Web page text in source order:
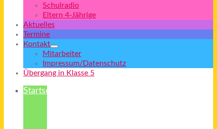
Schulradio
Eltern 4-Jährige
Aktuelles
Termine
Kontakt
Mitarbeiter
Impressum/Datenschutz
Übergang in Klasse 5
Startseite